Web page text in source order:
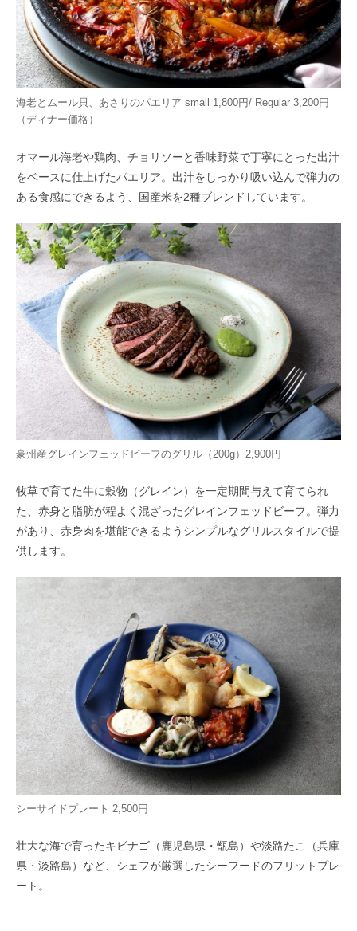
海老とムール貝、あさりのパエリア small 1,800円/ Regular 3,200円
（ディナー価格）
オマール海老や鶏肉、チョリソーと香味野菜で丁寧にとった出汁
をベースに仕上げたパエリア。出汁をしっかり吸い込んで弾力の
ある食感にできるよう、国産米を2種ブレンドしています。
豪州産グレインフェッドビーフのグリル（200g）2,900円
牧草で育てた牛に穀物（グレイン）を一定期間与えて育てられ
た、赤身と脂肪が程よく混ざったグレインフェッドビーフ。弾力
があり、赤身肉を堪能できるようシンプルなグリルスタイルで提
供します。
シーサイドプレート 2,500円
壮大な海で育ったキビナゴ（鹿児島県・甑島）や淡路たこ（兵庫
県・淡路島）など、シェフが厳選したシーフードのフリットプレ
ート。